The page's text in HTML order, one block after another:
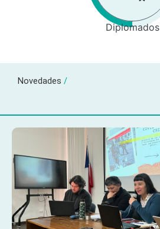
Diplomados
Novedades /